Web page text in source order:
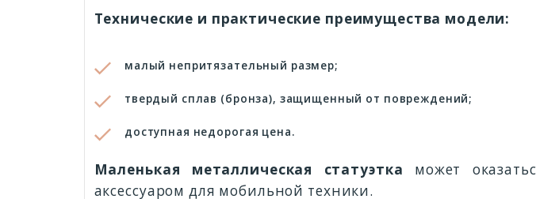
Технические и практические преимущества модели:
малый непритязательный размер;
твердый сплав (бронза), защищенный от повреждений;
доступная недорогая цена.
Маленькая металлическая статуэтка может
аксессуаром для мобильной техники.